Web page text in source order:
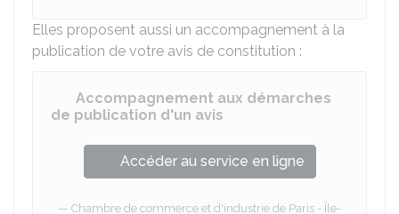
Elles proposent aussi un accompagnement à la
publication de votre avis de constitution :
Accompagnement aux démarches
de publication d'un avis
Accéder au service en ligne
Chambre de commerce et d'industrie de Paris - Île-